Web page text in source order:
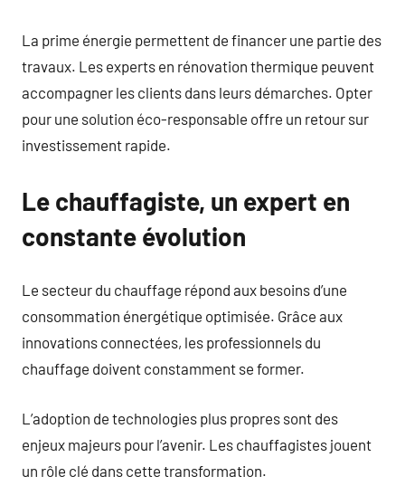
La prime énergie permettent de financer une partie des
travaux. Les experts en rénovation thermique peuvent
accompagner les clients dans leurs démarches. Opter
pour une solution éco-responsable offre un retour sur
investissement rapide.
Le chauffagiste, un expert en
constante évolution
Le secteur du chauffage répond aux besoins d’une
consommation énergétique optimisée. Grâce aux
innovations connectées, les professionnels du
chauffage doivent constamment se former.
L’adoption de technologies plus propres sont des
enjeux majeurs pour l’avenir. Les chauffagistes jouent
un rôle clé dans cette transformation.